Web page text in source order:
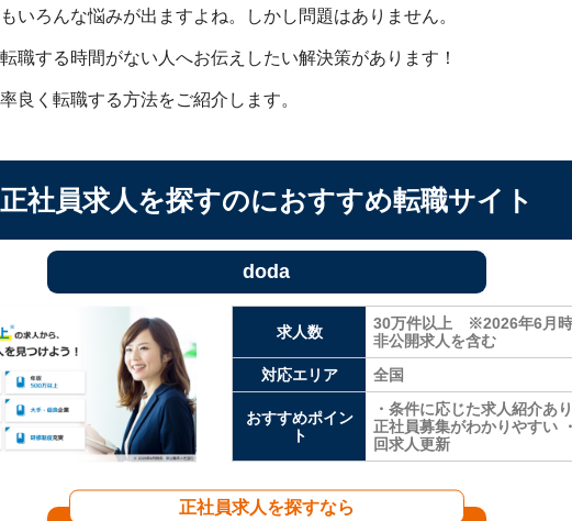
いろんな悩みが出ますよね。しかし問題はありません。
職する時間がない人へお伝えしたい解決策があります！
良く転職する方法をご紹介します。
正社員求人を探すのにおすすめ転職サイト
doda
求人数
30万件以上 ※2026年6月時
非公開求人を含む
対応エリア
全国
おすすめポイン
ト
・条件に応じた求人紹介あり
正社員募集がわかりやすい
回求人更新
正社員求人を探すなら